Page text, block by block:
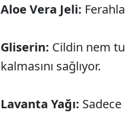
Aloe Vera Jeli:
Gliserin: Cildin nem
kalmasını sağlıyor.
Lavanta Yağı: